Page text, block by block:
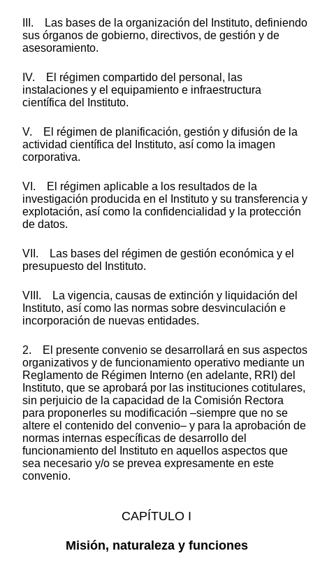
III. Las bases de la organización del Instituto, definiendo
sus órganos de gobierno, directivos, de gestión y de
asesoramiento.
IV. El régimen compartido del personal, las
instalaciones y el equipamiento e infraestructura
científica del Instituto.
V. El régimen de planificación, gestión y difusión de la
actividad científica del Instituto, así como la imagen
corporativa.
VI. El régimen aplicable a los resultados de la
investigación producida en el Instituto y su transferencia y
explotación, así como la confidencialidad y la protección
de datos.
VII. Las bases del régimen de gestión económica y el
presupuesto del Instituto.
VIII. La vigencia, causas de extinción y liquidación del
Instituto, así como las normas sobre desvinculación e
incorporación de nuevas entidades.
2. El presente convenio se desarrollará en sus aspectos
organizativos y de funcionamiento operativo mediante un
Reglamento de Régimen Interno (en adelante, RRI) del
Instituto, que se aprobará por las instituciones cotitulares,
sin perjuicio de la capacidad de la Comisión Rectora
para proponerles su modificación –siempre que no se
altere el contenido del convenio– y para la aprobación de
normas internas específicas de desarrollo del
funcionamiento del Instituto en aquellos aspectos que
sea necesario y/o se prevea expresamente en este
convenio.
CAPÍTULO I
Misión, naturaleza y funciones